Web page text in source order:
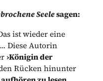
Seelesagen:
ist wieder eine
Diese Autorin
›Königin der
Rücken hinunter